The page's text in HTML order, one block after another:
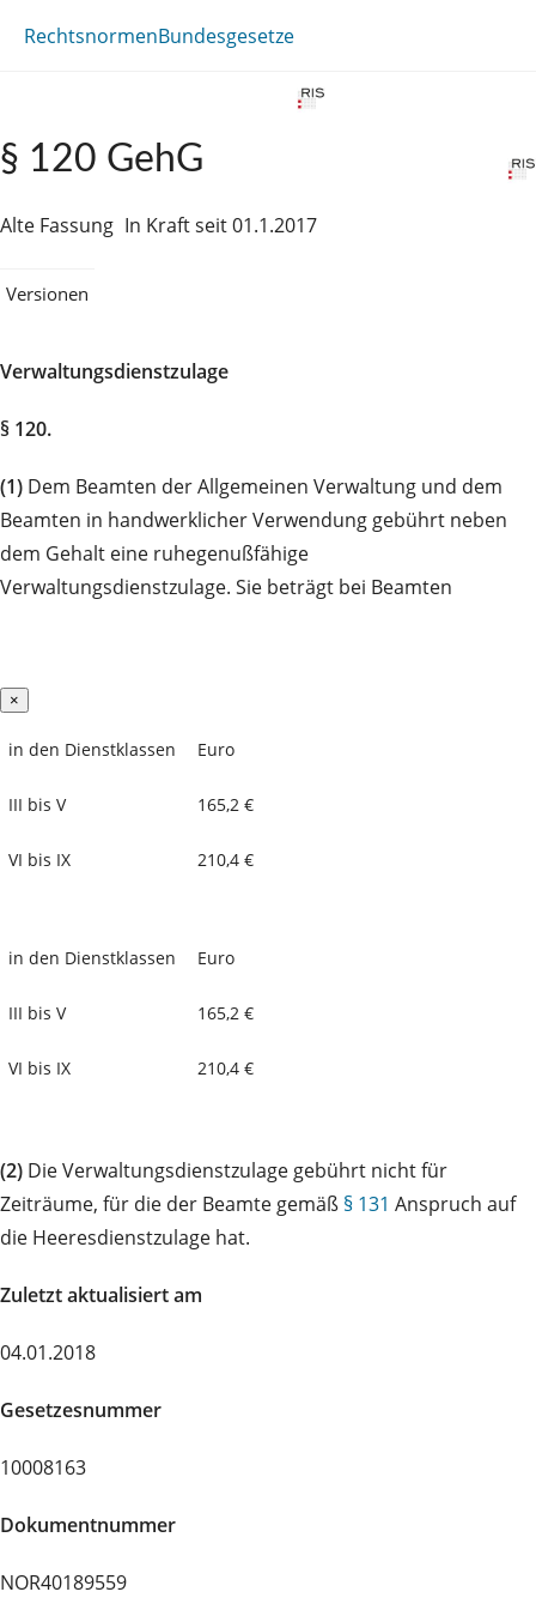
RechtsnormenBundesgesetze
§ 120 GehG
Alte Fassung In Kraft seit 01.1.2017
Versionen
Verwaltungsdienstzulage
§ 120.
(1) Dem Beamten der Allgemeinen Verwaltung und dem
Beamten in handwerklicher Verwendung gebührt neben
dem Gehalt eine ruhegenußfähige
Verwaltungsdienstzulage. Sie beträgt bei Beamten
×
in den Dienstklassen Euro
III bis V 165,2 €
VI bis IX 210,4 €
in den Dienstklassen Euro
III bis V 165,2 €
VI bis IX 210,4 €
(2) Die Verwaltungsdienstzulage gebührt nicht für
Zeiträume, für die der Beamte gemäß § 131 Anspruch auf
die Heeresdienstzulage hat.
Zuletzt aktualisiert am
04.01.2018
Gesetzesnummer
10008163
Dokumentnummer
NOR40189559